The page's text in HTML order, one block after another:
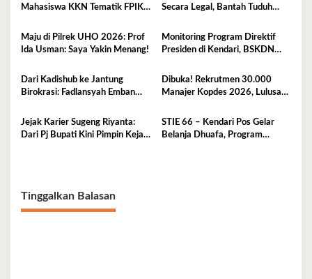
Mahasiswa KKN Tematik FPIK
Lingkungan Pesisir bagi Anak-
anak di Kelurahan Lapulu
Secara Legal, Bantah Tuduh
Maju di Pilrek UHO 2026: Prof
Ida Usman: Saya Yakin Menang!
Monitoring Program Direktif
Presiden di Kendari, BSKDN
Sinkronisasi Pusat dan Daerah
Dari Kadishub ke Jantung
Birokrasi: Fadlansyah Emban
Dibuka! Rekrutmen 30.000
Manajer Kopdes 2026, Lulusan
Jejak Karier Sugeng Riyanta:
Dari Pj Bupati Kini Pimpin Kejati
STIE 66 – Kendari Pos Gelar
Belanja Dhuafa, Program
Tinggalkan Balasan